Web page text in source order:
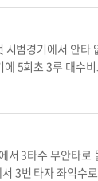
일부터 로키스와
범경기에서 안
됐다. 6회말과 8회말에 타
. 5회초 3루수 코너 길라스
정적으로 출발
됐지만 1루를 밟지
대로 처리하지
현수는 24일 플로리다주 레
3번 타자 좌익수